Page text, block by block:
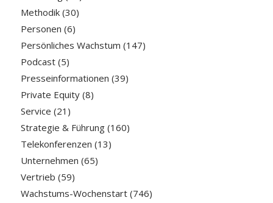
Methodik(30)
Personen (6)
Persönliches Wachstum (147)
Podcast(5)
Presseinformationen (39)
Private Equity(8)
Service (21)
Strategie & Führung(160)
Telekonferenzen (13)
Unternehmen (65)
Vertrieb (59)
Wachstums-Wochenstart(746)